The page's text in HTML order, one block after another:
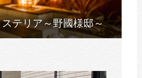
テリア～野國様邸～